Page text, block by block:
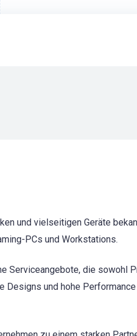
und vielseitigen Geräte
PCs und Workstations.
Serviceangebote, die sowohl
Designs und hohe